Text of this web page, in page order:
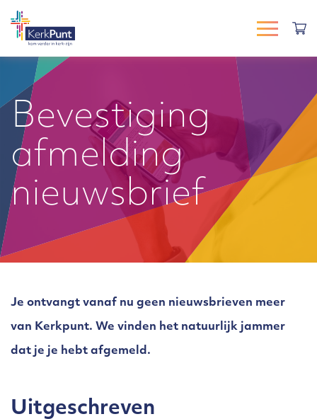
Bevestiging
afmelding
nieuwsbrief
Je ontvangt vanaf nu geen nieuwsbrieven meer
van Kerkpunt. We vinden het natuurlijk jammer
dat je je hebt afgemeld.
Uitgeschreven